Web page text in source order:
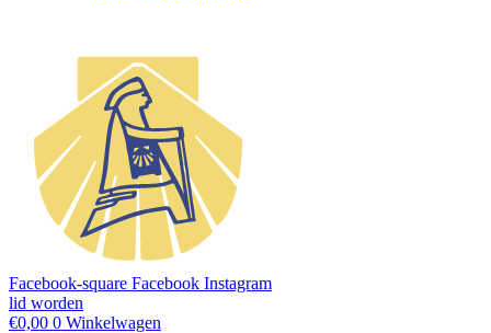
Facebook-square Facebook Instagram
lid worden
€0,00 0 Winkelwagen